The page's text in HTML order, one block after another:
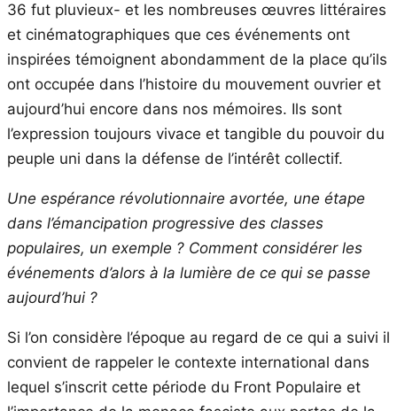
36 fut pluvieux- et les nombreuses œuvres littéraires
et cinématographiques que ces événements ont
inspirées témoignent abondamment de la place qu’ils
ont occupée dans l’histoire du mouvement ouvrier et
aujourd’hui encore dans nos mémoires. Ils sont
l’expression toujours vivace et tangible du pouvoir du
peuple uni dans la défense de l’intérêt collectif.
Une espérance révolutionnaire avortée, une étape
dans l’émancipation progressive des classes
populaires, un exemple ? Comment considérer les
événements d’alors à la lumière de ce qui se passe
aujourd’hui ?
Si l’on considère l’époque au regard de ce qui a suivi il
convient de rappeler le contexte international dans
lequel s’inscrit cette période du Front Populaire et